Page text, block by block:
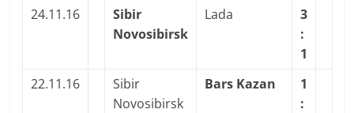
24.11.16
Sibir
Novosibirsk
Lada
3
:
1
22.11.16
Sibir
Novosibirsk
Bars Kazan
1
: